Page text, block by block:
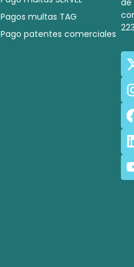
Pagos multas TAG
Pago patentes comerciales